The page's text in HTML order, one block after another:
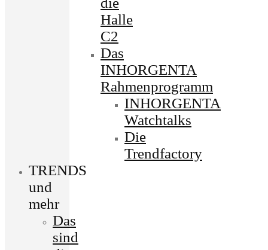
Halle
C2
Das
INHORGENTA
Rahmenprogramm
INHORGENTA
Watchtalks
Die
Trendfactory
TRENDS
und
mehr
Das
sind